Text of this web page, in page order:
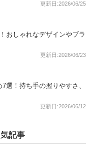
更新日:2026/06/25
おしゃれなデザインやブラ
更新日:2026/06/23
選！持ち手の握りやすさ、
更新日:2026/06/12
記事